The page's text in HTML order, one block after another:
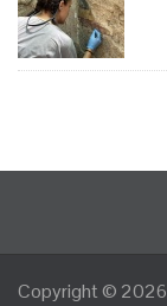
Copyright © 2026